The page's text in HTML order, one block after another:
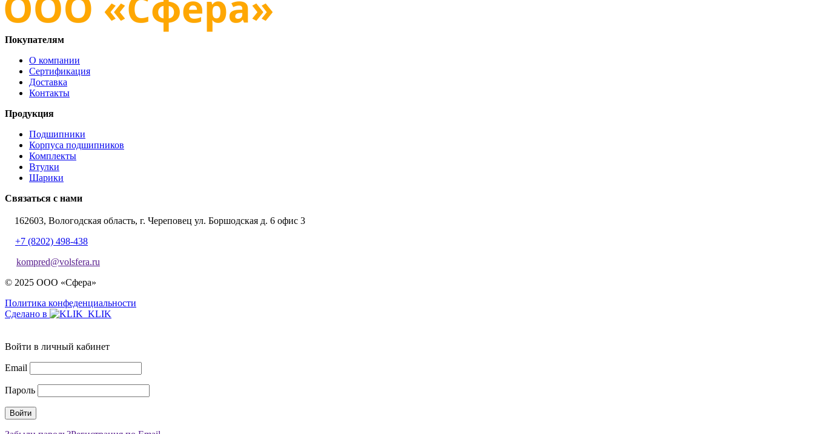
Покупателям
О компании
Сертификация
Доставка
Контакты
Продукция
Подшипники
Корпуса подшипников
Комплекты
Втулки
Шарики
Связаться с нами
162603, Вологодская область, г. Череповец ул. Боршодская д. 6 офис 3
+7 (8202) 498-438
kompred@volsfera.ru
© 2025 ООО «Сфера»
Политика конфеденциальности
Сделано в
Войти в личный кабинет
Email
Пароль